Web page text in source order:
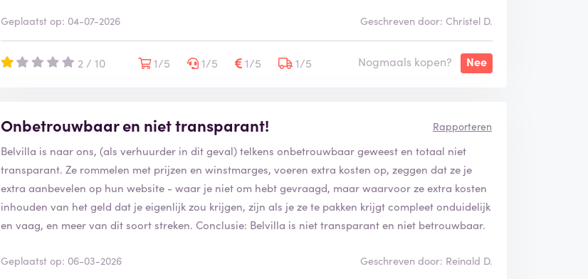
Geplaatst op: 04-07-2026 Geschreven door: Christel D.
2 / 10 1/5 1/5 1/5 1/5 Nogmaals kopen? Nee
Onbetrouwbaar en niet transparant! Rapporteren
Belvilla is naar ons, (als verhuurder in dit geval) telkens onbetrouwbaar geweest en totaal niet
transparant. Ze rommelen met prijzen en winstmarges, voeren extra kosten op, zeggen dat ze je
extra aanbevelen op hun website - waar je niet om hebt gevraagd, maar waarvoor ze extra kosten
inhouden van het geld dat je eigenlijk zou krijgen, zijn als je ze te pakken krijgt compleet onduidelijk
en vaag, en meer van dit soort streken. Conclusie: Belvilla is niet transparant en niet betrouwbaar.
Geplaatst op: 06-03-2026 Geschreven door: Reinald D.